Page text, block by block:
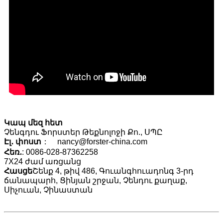
Կապ մեզ հետ
Չենգդու Ֆորստեր Թեքնոլոջի Քո., ՍՊԸ
Էլ․ փոստ ： nancy@forster-china.com
Հեռ․: 0086-028-87362258
7X24 ժամ առցանց
ՀասցեՇենք 4, թիվ 486, Գուանգհուադոնգ 3-րդ
ճանապարհ, Ցինյան շրջան, Չենդու քաղաք,
Սիչուան, Չինաստան